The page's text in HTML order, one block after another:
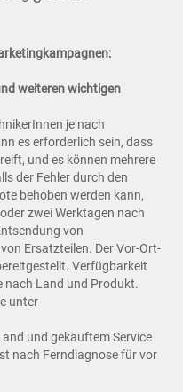
weiteren wichtigen
je nach
es erforderlich sein, dass
und es können mehrere
der Fehler durch den
behoben werden kann,
zwei Werktagen nach
von
Ersatzteilen. Der Vor-Ort-
Verfügbarkeit
nach Land und Produkt.
unter
und gekauftem Service
nach Ferndiagnose für vor